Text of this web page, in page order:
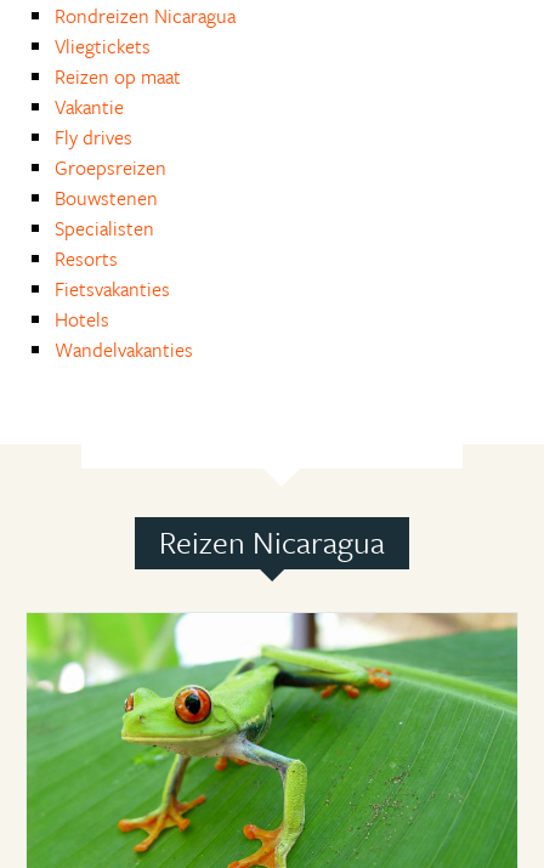
Rondreizen Nicaragua
Vliegtickets
Reizen op maat
Vakantie
Fly drives
Groepsreizen
Bouwstenen
Specialisten
Resorts
Fietsvakanties
Hotels
Wandelvakanties
Reizen Nicaragua